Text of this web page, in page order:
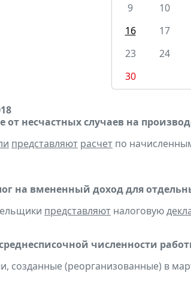
9
10
16
17
23
24
30
от несчастных случаев на
представляют расчет по
на вмененный доход для
представляют налоговую
численности
созданные (реорганизованные) в